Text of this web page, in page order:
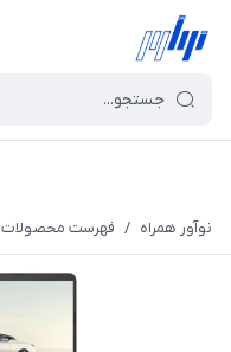
نوآور همراه / فهرست محصولات